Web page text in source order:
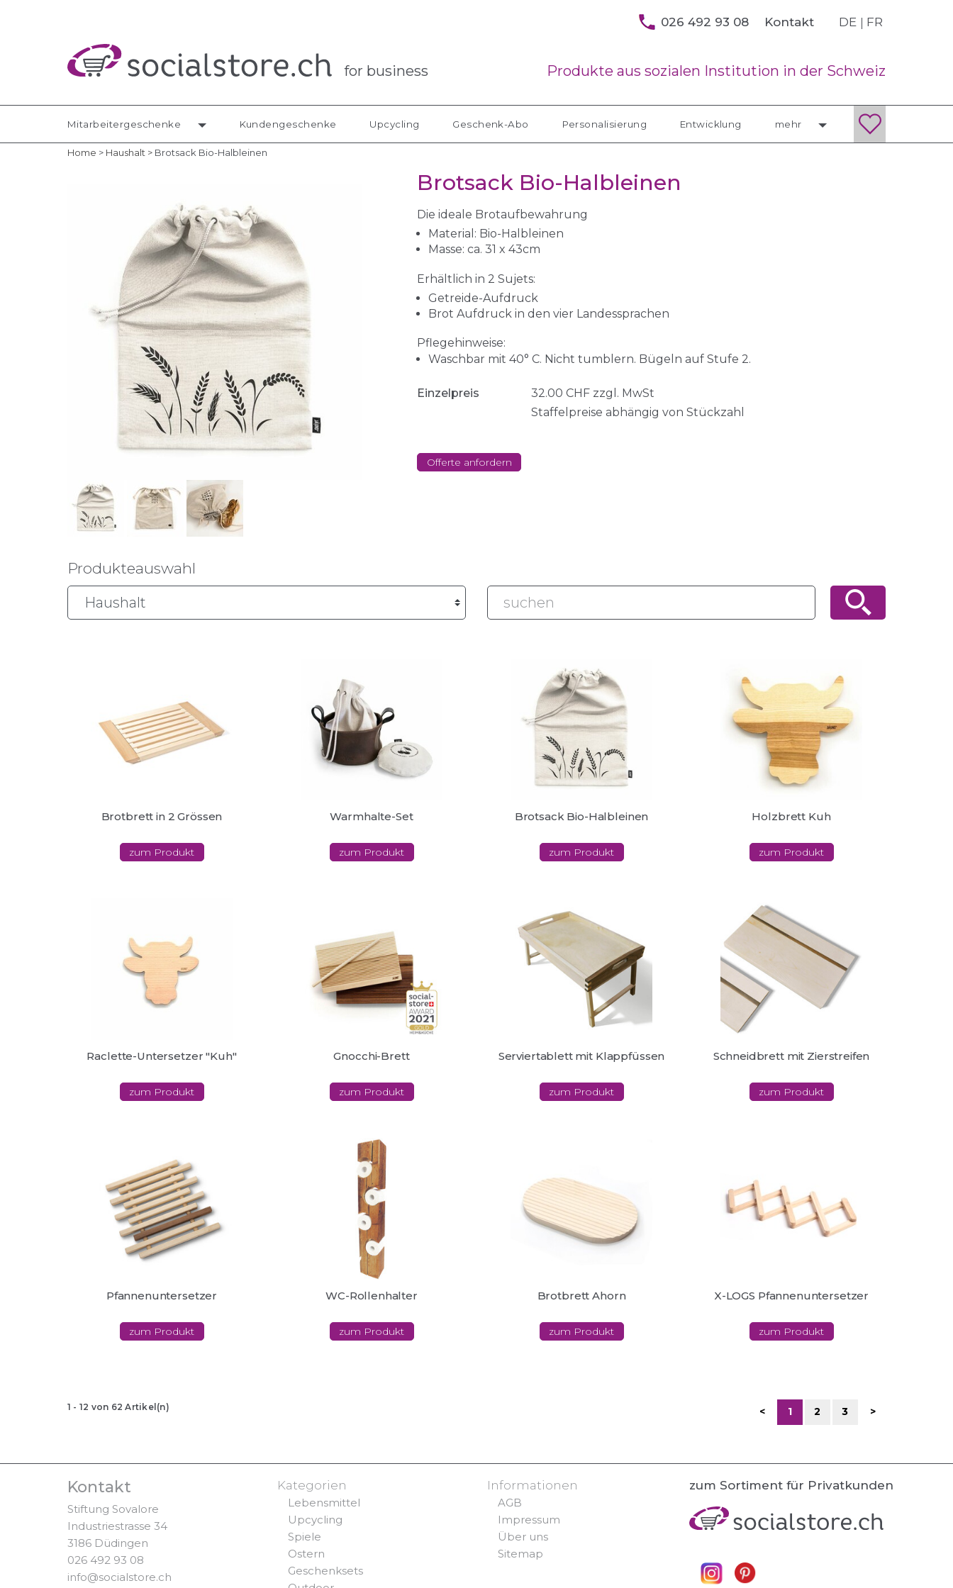
026 492 93 08 Kontakt DE FR
for business Produkte aus sozialen Institution in der Schweiz
Mitarbeitergeschenke Kundengeschenke Upcycling Geschenk-Abo Personalisierung Entwicklung mehr
Home > Haushalt > Brotsack Bio-Halbleinen
Brotsack Bio-Halbleinen
Die ideale Brotaufbewahrung
Material: Bio-Halbleinen
Masse: ca. 31 x 43cm
Erhältlich in 2 Sujets:
Getreide-Aufdruck
Brot Aufdruck in den vier Landessprachen
Pflegehinweise:
Waschbar mit 40° C. Nicht tumblern. Bügeln auf Stufe 2.
Einzelpreis 32.00 CHF zzgl. MwSt
Staffelpreise abhängig von Stückzahl
Offerte anfordern
Produkteauswahl
Brotbrett in 2 Grössen
zum Produkt
Warmhalte-Set
zum Produkt
Brotsack Bio-Halbleinen
zum Produkt
Holzbrett Kuh
zum Produkt
Raclette-Untersetzer "Kuh"
zum Produkt
Gnocchi-Brett
zum Produkt
Serviertablett mit Klappfüssen
zum Produkt
Schneidbrett mit Zierstreifen
zum Produkt
Pfannenuntersetzer
zum Produkt
WC-Rollenhalter
zum Produkt
Brotbrett Ahorn
zum Produkt
X-LOGS Pfannenuntersetzer
zum Produkt
1 - 12 von 62 Artikel(n) < 1 2 3 >
Kontakt
Stiftung Sovalore
Industriestrasse 34
3186 Düdingen
026 492 93 08
info@socialstore.ch
Kategorien
Lebensmittel
Upcycling
Spiele
Ostern
Geschenksets
Informationen
AGB
Impressum
Über uns
Sitemap
zum Sortiment für Privatkunden